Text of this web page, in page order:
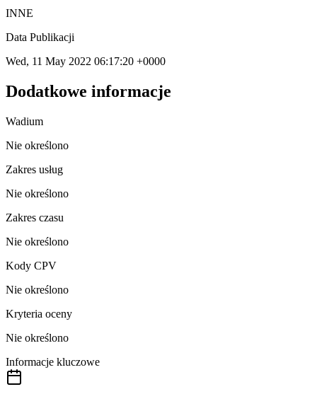
INNE
Data Publikacji
Wed, 11 May 2022 06:17:20 +0000
Dodatkowe informacje
Wadium
Nie określono
Zakres usług
Nie określono
Zakres czasu
Nie określono
Kody CPV
Nie określono
Kryteria oceny
Nie określono
Informacje kluczowe